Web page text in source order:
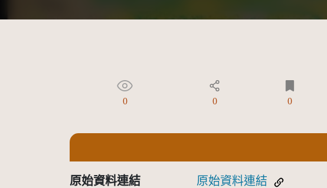
0 0 0
原始資料連結 原始資料連結